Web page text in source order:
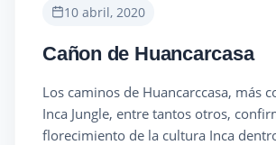
10 abril, 2020
Cañon de Huancarcasa
Los caminos de Huancarccasa, más
Inca Jungle, entre tantos otros,
florecimiento de la cultura Inca